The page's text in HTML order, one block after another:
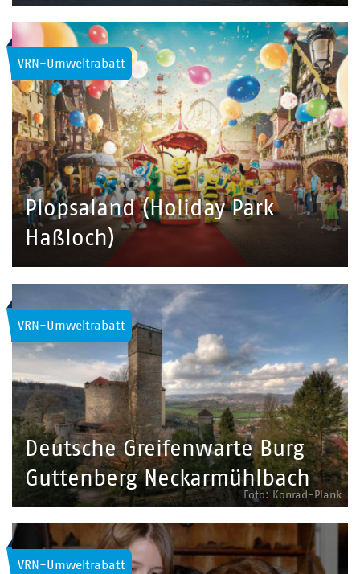
VRN-Umweltrabatt
Plopsaland (Holiday Park
Haßloch)
VRN-Umweltrabatt
Deutsche Greifenwarte Burg
Guttenberg Neckarmühlbach
Foto: Konrad-Plank
VRN-Umweltrabatt